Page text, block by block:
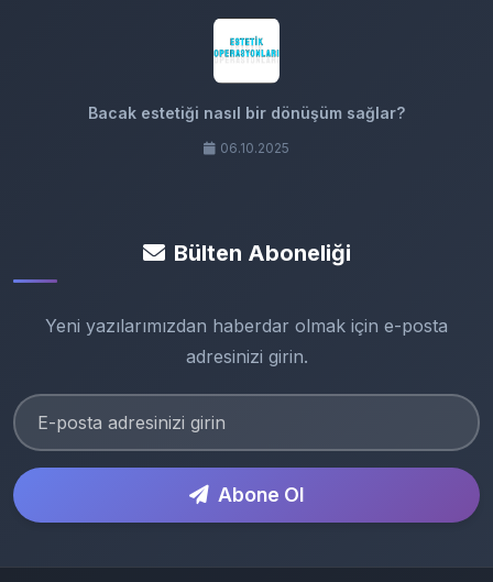
Bacak estetiği nasıl bir dönüşüm sağlar?
06.10.2025
Bülten Aboneliği
Yeni yazılarımızdan haberdar olmak için e-posta
adresinizi girin.
Abone Ol